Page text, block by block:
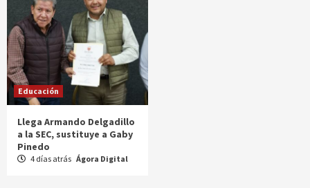
Educación
Llega Armando Delgadillo
a la SEC, sustituye a Gaby
Pinedo
4 días atrás Ágora Digital